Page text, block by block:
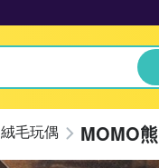
絨毛玩偶 MOMO熊